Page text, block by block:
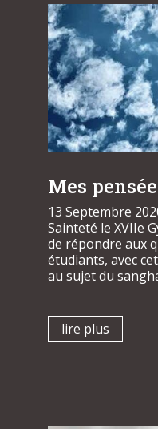
Mes
13 Septembre
Sainteté le XVIIe
de répondre aux
étudiants, avec
au sujet du
lire plus